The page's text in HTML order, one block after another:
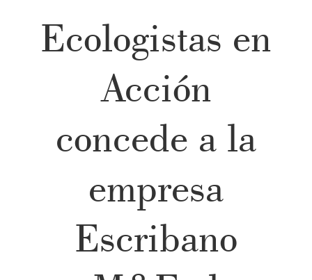
Ecologistas en
Acción
concede a la
empresa
Escribano